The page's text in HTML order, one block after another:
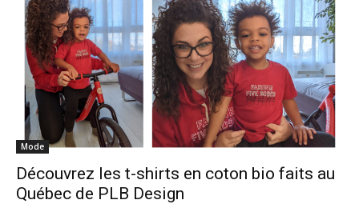
Mode
Découvrez les t-shirts en coton bio faits au
Québec de PLB Design